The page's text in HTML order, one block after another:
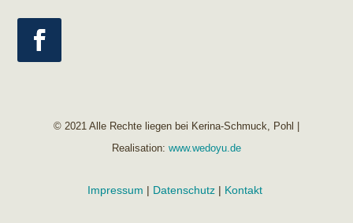
© 2021 Alle Rechte liegen bei Kerina-Schmuck, Pohl |
Realisation: www.wedoyu.de
Impressum | Datenschutz| Kontakt